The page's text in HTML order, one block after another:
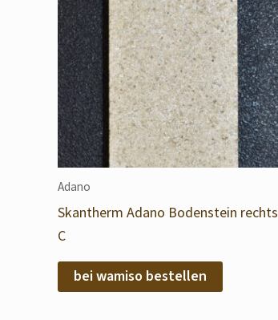
Adano
Skantherm Adano Bodenstein rechts
C
bei wamiso bestellen